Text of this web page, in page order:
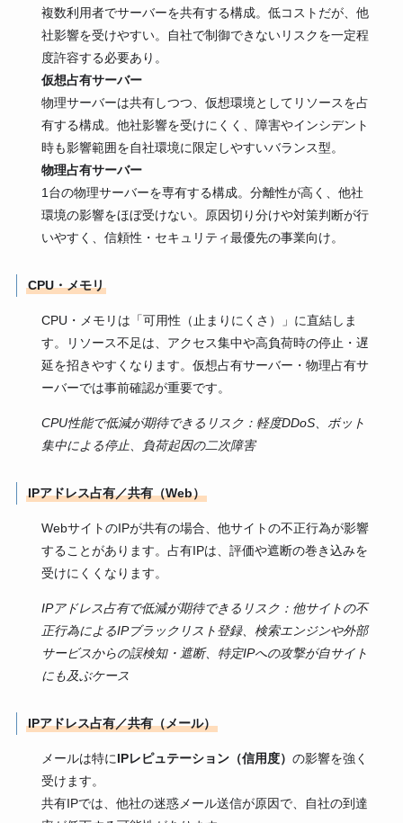
複数利用者でサーバーを共有する構成。低コストだが、他
社影響を受けやすい。自社で制御できないリスクを一定程
度許容する必要あり。
仮想占有サーバー
物理サーバーは共有しつつ、仮想環境としてリソースを占
有する構成。他社影響を受けにくく、障害やインシデント
時も影響範囲を自社環境に限定しやすいバランス型。
物理占有サーバー
1台の物理サーバーを専有する構成。分離性が高く、他社
環境の影響をほぼ受けない。原因切り分けや対策判断が行
いやすく、信頼性・セキュリティ最優先の事業向け。
CPU・メモリ
CPU・メモリは「可用性（止まりにくさ）」に直結しま
す。リソース不足は、アクセス集中や高負荷時の停止・遅
延を招きやすくなります。仮想占有サーバー・物理占有サ
ーバーでは事前確認が重要です。
CPU性能で低減が期待できるリスク：軽度DDoS、ボット
集中による停止、負荷起因の二次障害
IPアドレス占有／共有（Web）
WebサイトのIPが共有の場合、他サイトの不正行為が影響
することがあります。占有IPは、評価や遮断の巻き込みを
受けにくくなります。
IPアドレス占有で低減が期待できるリスク：他サイトの不
正行為によるIPブラックリスト登録、検索エンジンや外部
サービスからの誤検知・遮断、特定IPへの攻撃が自サイト
にも及ぶケース
IPアドレス占有／共有（メール）
メールは特にIPレピュテーション（信用度） の影響を強く
受けます。
共有IPでは、他社の迷惑メール送信が原因で、自社の到達